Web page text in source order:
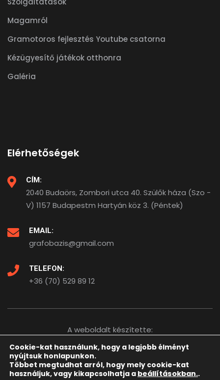
Magamról
Gramotoros fejlesztés Youtube csatorna
Kézügyesítő játékok otthonra
Galéria
Elérhetőségek
CÍM:
2040 Budaörs, Zombori utca 40. Szülők háza (Szo -
V) 1157 Budapestm Hartyán köz 3. (Péntek)
EMAIL:
grafobazis@gmail.com
TELEFON:
+36 (70) 529 89 12
A weboldalt készítette:
Cookie-kat használunk, hogy a legjobb élményt
nyújtsuk honlapunkon.
Többet megtudhat arról, hogy mely cookie-kat
használjuk, vagy kikapcsolhatja a beállításokban..